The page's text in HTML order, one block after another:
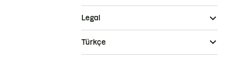
Legal
Türkçe